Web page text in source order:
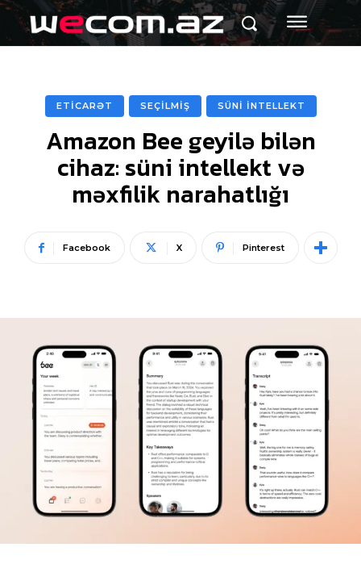
ETİCARƏT SEÇİLMİŞ SÜNİ İNTELLEKT
Amazon Bee geyilə bilən
cihaz: süni intellekt və
məxfilik narahatlığı
Facebook X Pinterest